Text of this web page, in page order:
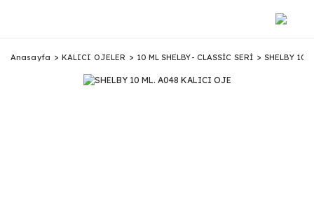
Anasayfa KALICI OJELER 10 ML SHELBY- CLASSİC SERİ SHELBY 10